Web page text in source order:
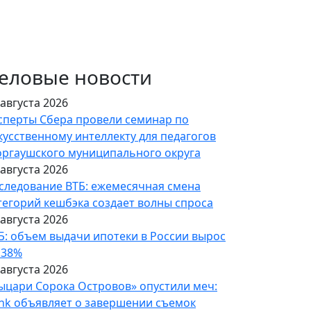
новости
2026
Сбера провели семинар по
интеллекту для педагогов
муниципального округа
2026
ВТБ: ежемесячная смена
кешбэка создает волны спроса
2026
объем выдачи ипотеки в России вырос
2026
Сорока Островов» опустили меч:
объявляет о завершении съемок